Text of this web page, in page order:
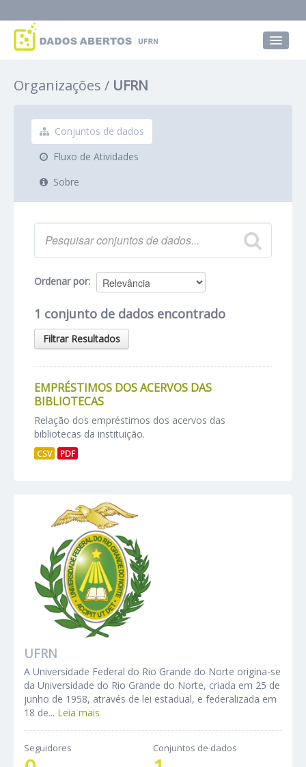
Grupos
Sobre
Organizações UFRN
Conjuntos de dados
Fluxo de Atividades
Sobre
Ordenar por
1 conjunto de dados encontrado
Filtrar Resultados
EMPRÉSTIMOS DOS ACERVOS DAS
BIBLIOTECAS
Relação dos empréstimos dos acervos das
bibliotecas da instituição.
CSV PDF
UFRN
A Universidade Federal do Rio Grande do Norte origina-se
da Universidade do Rio Grande do Norte, criada em 25 de
junho de 1958, através de lei estadual, e federalizada em
18 de... Leia mais
Seguidores Conjuntos de dados